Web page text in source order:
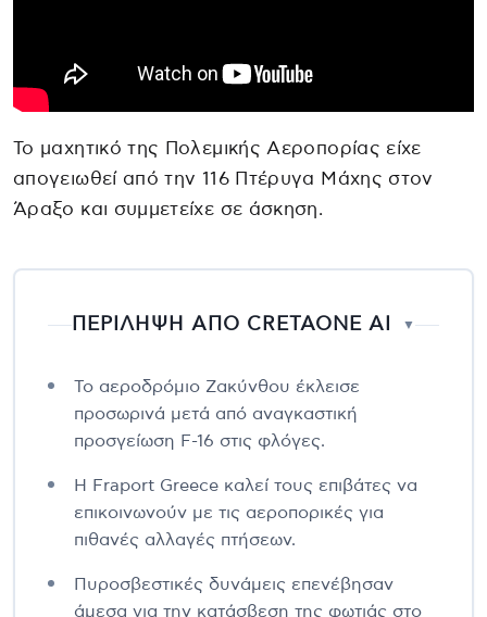
Το μαχητικό της Πολεμικής Αεροπορίας είχε
απογειωθεί από την 116 Πτέρυγα Μάχης στον
Άραξο και συμμετείχε σε άσκηση.
ΠΕΡΙΛΗΨΗ ΑΠΟ CRETAONE AI ▼
Το αεροδρόμιο Ζακύνθου έκλεισε
προσωρινά μετά από αναγκαστική
προσγείωση F-16 στις φλόγες.
Η Fraport Greece καλεί τους επιβάτες να
επικοινωνούν με τις αεροπορικές για
πιθανές αλλαγές πτήσεων.
Πυροσβεστικές δυνάμεις επενέβησαν
άμεσα για την κατάσβεση της φωτιάς στο